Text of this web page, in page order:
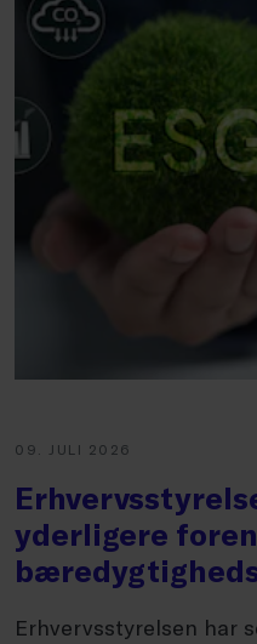
09. JULI 2026
yderligere
Erhvervsstyrelsen har